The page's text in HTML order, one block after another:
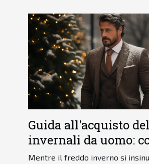
Guida all'acquisto
invernali da uomo:
stile e funzionalità
Mentre il freddo inverno si